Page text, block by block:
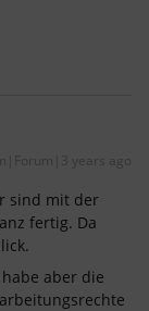
years ago
sind mit der
fertig. Da
aber die